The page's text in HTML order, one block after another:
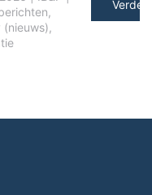
,
,
Verder